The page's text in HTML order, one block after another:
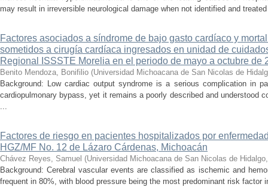
may result in irreversible neurological damage when not identified and
Factores asociados a síndrome de bajo gasto cardíaco y
sometidos a cirugía cardíaca ingresados en unidad de
Regional ISSSTE Morelia en el periodo de mayo a octubre de
Benito Mendoza, Bonifilio (Universidad Michoacana de San Nicolas de
Background: Low cardiac output syndrome is a serious complication in
cardiopulmonary bypass, yet it remains a poorly described and understood
...
Factores de riesgo en pacientes hospitalizados por
HGZ/MF No. 12 de Lázaro Cárdenas, Michoacán
Chávez Reyes, Samuel (Universidad Michoacana de San Nicolas de Hidalgo
Background: Cerebral vascular events are classified as ischemic and
frequent in 80%, with blood pressure being the most predominant risk factor